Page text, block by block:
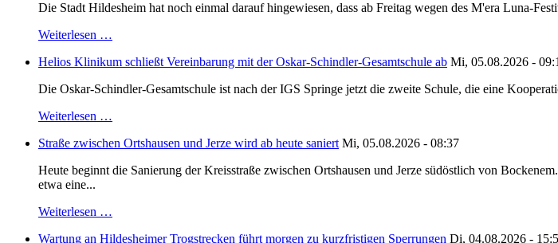
Die Stadt Hildesheim hat noch einmal darauf hingewiesen, dass ab Freitag wegen des M'era Luna-
Weiterlesen …
Helios Klinikum schließt Vereinbarung mit der Oskar-Schindler-Gesamtschule ab Mi, 05.08.2026 -
Die Oskar-Schindler-Gesamtschule ist nach der IGS Springe jetzt die zweite Schule, die eine
Weiterlesen …
Straße zwischen Ortshausen und Jerze wird ab heute saniert Mi, 05.08.2026 - 08:37
Heute beginnt die Sanierung der Kreisstraße zwischen Ortshausen und Jerze südöstlich von
etwa eine...
Weiterlesen …
Wartung an Hildesheimer Trogstrecken führt morgen zu kurzfristigen Sperrungen Di, 04.08.2026 -